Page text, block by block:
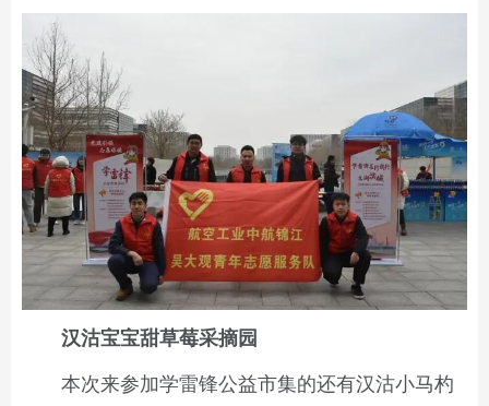
汉沽宝宝甜草莓采摘园
本次来参加学雷锋公益市集的还有汉沽小马杓